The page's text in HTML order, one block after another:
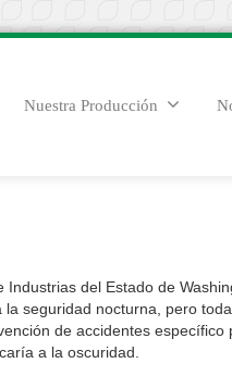
Nuestra Producción
Industrias del Estado de
seguridad nocturna, pero
de accidentes específico
a la oscuridad.